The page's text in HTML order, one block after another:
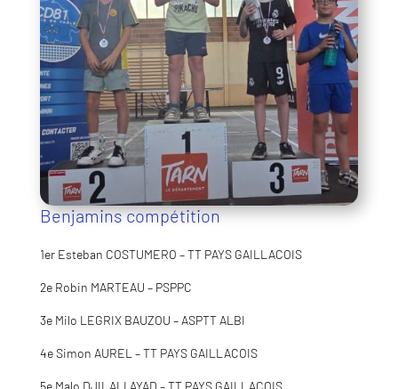
Benjamins compétition
1er Esteban COSTUMERO – TT PAYS GAILLACOIS
2e Robin MARTEAU – PSPPC
3e Milo LEGRIX BAUZOU – ASPTT ALBI
4e Simon AUREL – TT PAYS GAILLACOIS